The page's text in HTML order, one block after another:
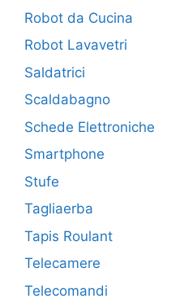
Robot da Cucina
Robot Lavavetri
Saldatrici
Scaldabagno
Schede Elettroniche
Smartphone
Stufe
Tagliaerba
Tapis Roulant
Telecamere
Telecomandi